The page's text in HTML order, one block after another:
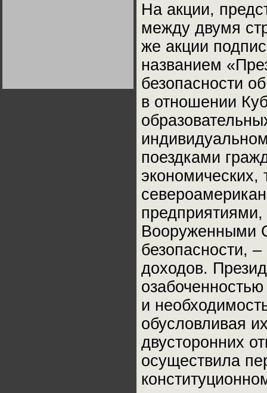
На акции,
между двумя
же акции
названием
безопасности
в отношении
поездками
экономических,
Вооруженными
безопасности,
доходов.
и
обусловливая
двусторонних
осуществила